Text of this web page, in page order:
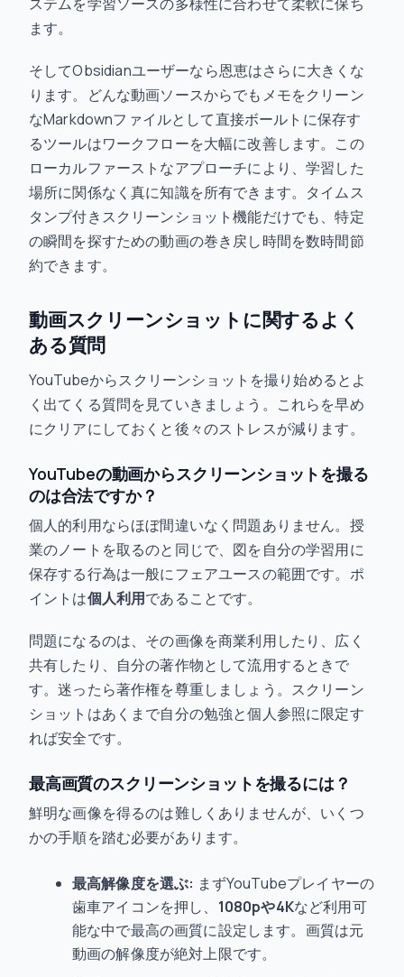
ステムを学習ソースの多様性に合わせて柔軟に保ち
ます。
そしてObsidianユーザーなら恩恵はさらに大きくな
ります。どんな動画ソースからでもメモをクリーン
なMarkdownファイルとして直接ボールトに保存す
るツールはワークフローを大幅に改善します。この
ローカルファーストなアプローチにより、学習した
場所に関係なく真に知識を所有できます。タイムス
タンプ付きスクリーンショット機能だけでも、特定
の瞬間を探すための動画の巻き戻し時間を数時間節
約できます。
動画スクリーンショットに関するよく
ある質問
YouTubeからスクリーンショットを撮り始めるとよ
く出てくる質問を見ていきましょう。これらを早め
にクリアにしておくと後々のストレスが減ります。
YouTubeの動画からスクリーンショットを撮る
のは合法ですか？
個人的利用ならほぼ間違いなく問題ありません。授
業のノートを取るのと同じで、図を自分の学習用に
保存する行為は一般にフェアユースの範囲です。ポ
イントは個人利用であることです。
問題になるのは、その画像を商業利用したり、広く
共有したり、自分の著作物として流用するときで
す。迷ったら著作権を尊重しましょう。スクリーン
ショットはあくまで自分の勉強と個人参照に限定す
れば安全です。
最高画質のスクリーンショットを撮るには？
鮮明な画像を得るのは難しくありませんが、いくつ
かの手順を踏む必要があります。
最高解像度を選ぶ: まずYouTubeプレイヤーの
歯車アイコンを押し、 1080pや4Kなど利用可
能な中で最高の画質に設定します。画質は元
動画の解像度が絶対上限です。